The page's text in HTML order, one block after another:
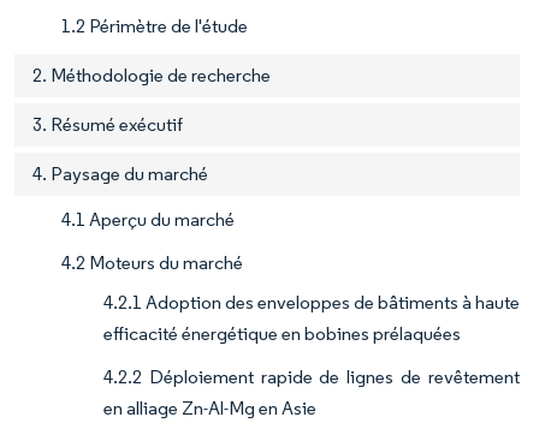
1.2 Périmètre de l'étude
2. Méthodologie de recherche
3. Résumé exécutif
4. Paysage du marché
4.1 Aperçu du marché
4.2 Moteurs du marché
4.2.1 Adoption des enveloppes de bâtiments à haute
efficacité énergétique en bobines prélaquées
4.2.2 Déploiement rapide de lignes de revêtement
en alliage Zn-Al-Mg en Asie